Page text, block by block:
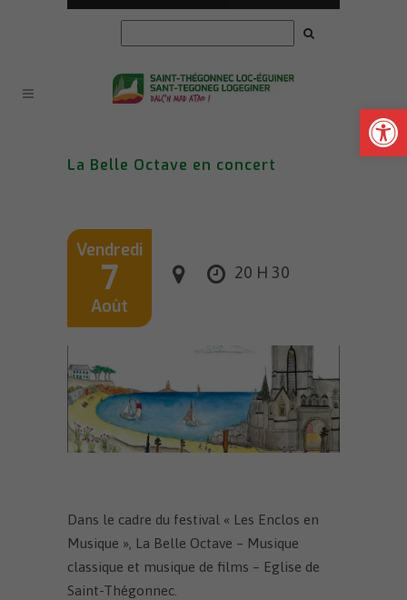
Ouvrir
La Belle Octave en concert
Vendredi
7
Août
20 H 30
Dans le cadre du festival « Les Enclos en
Musique », La Belle Octave – Musique
classique et musique de films – Eglise de
Saint-Thégonnec.